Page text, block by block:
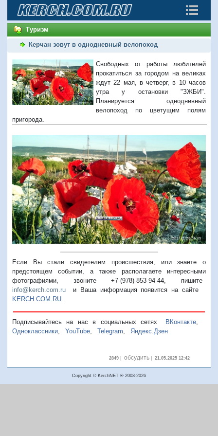
Туризм
Керчан зовут в однодневный велопоход
Свободных от работы любителей
прокатиться за городом на великах
ждут 22 мая, в четверг, в 10 часов
утра у остановки "ЗЖБИ".
Планируется однодневный
велопоход по цветущим полям
пригорода.
Если Вы стали свидетелем происшествия, или знаете о
предстоящем событии, а также располагаете интересными
фотографиями, звоните +7-(978)-853-94-44, пишите
info@kerch.com.ru и Ваша информация появится на сайте
KERCH.COM.RU
Подписывайтесь на нас в социальных сетях ВКонтакте,
Одноклассники
YouTube Telegram Яндекс.Дзен
2849| обсудить| 21.05.2025 12:42
Copyright © KerchNET ® 2003-2026